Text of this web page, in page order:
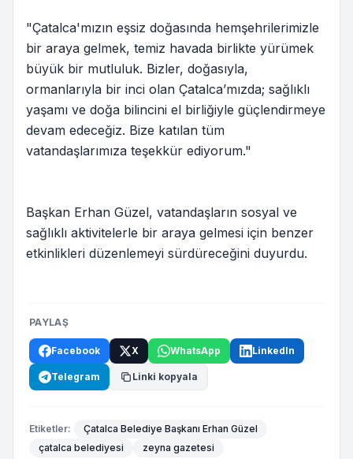
"Çatalca'mızın eşsiz doğasında hemşehrilerimizle
bir araya gelmek, temiz havada birlikte yürümek
büyük bir mutluluk. Bizler, doğasıyla,
ormanlarıyla bir inci olan Çatalca’mızda; sağlıklı
yaşamı ve doğa bilincini el birliğiyle güçlendirmeye
devam edeceğiz. Bize katılan tüm
vatandaşlarımıza teşekkür ediyorum."
Başkan Erhan Güzel, vatandaşların sosyal ve
sağlıklı aktivitelerle bir araya gelmesi için benzer
etkinlikleri düzenlemeyi sürdüreceğini duyurdu.
PAYLAŞ
Facebook X WhatsApp LinkedIn
Telegram Linki kopyala
Etiketler:
Çatalca Belediye Başkanı Erhan Güzel
çatalca belediyesi
zeyna gazetesi